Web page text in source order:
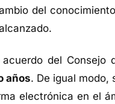
del
del Consejo
años. De igual modo,
electrónica en el